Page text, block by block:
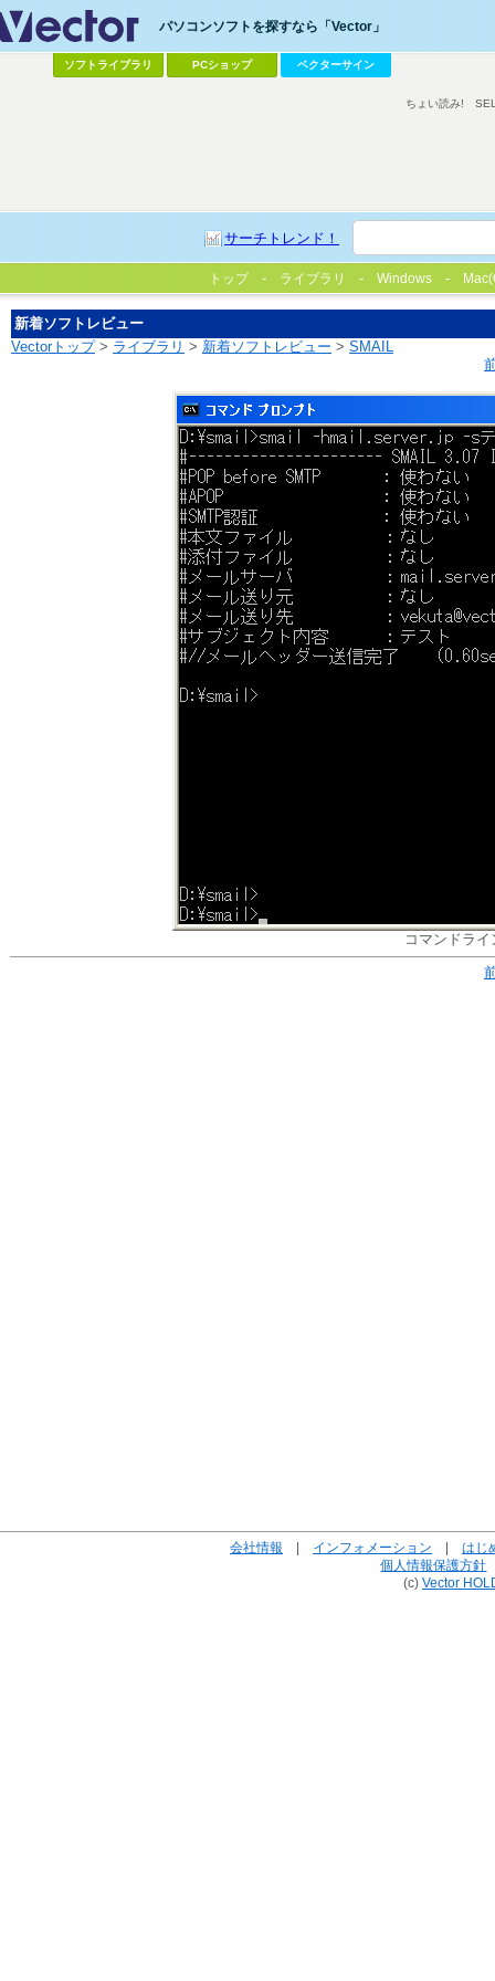
パソコンソフトを探すなら「Vector」
ソフトライブラリ PCショップ ベクターサイン
サーチトレンド！
ちょい読み!
トップ ライブラリ Windows
新着ソフトレビュー
Vectorトップ> ライブラリ > 新着ソフトレビュー > SMAIL
コマンドラ
会社情報 | インフォメーション | はじ
個人情報保護方針
(c) Vector